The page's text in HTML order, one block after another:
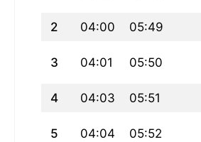
2 04:00 05:49
3 04:01 05:50
4 04:03 05:51
5 04:04 05:52